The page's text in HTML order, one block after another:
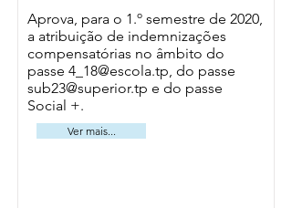
Aprova, para o 1.º semestre de 2020,
a atribuição de indemnizações
compensatórias no âmbito do
passe 4_18@escola.tp, do passe
sub23@superior.tp e do passe
Social +.
Ver mais...